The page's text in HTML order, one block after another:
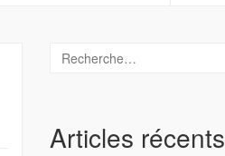
Articles récents